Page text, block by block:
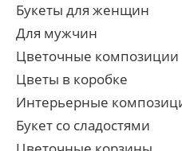
Букеты для женщин
Для мужчин
Цветочные композиции
Цветы в коробке
Интерьерные
Букет со сладостями